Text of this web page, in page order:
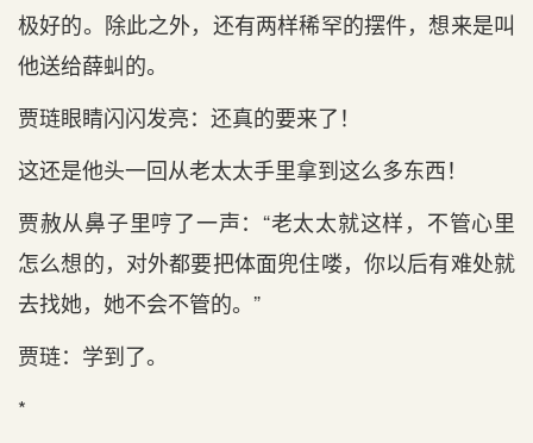
极好的。除此之外，还有两样稀罕的摆件，想来是叫
他送给薛虯的。
贾琏眼睛闪闪发亮：还真的要来了！
这还是他头一回从老太太手里拿到这么多东西！
贾赦从鼻子里哼了一声：“老太太就这样，不管心里
怎么想的，对外都要把体面兜住喽，你以后有难处就
去找她，她不会不管的。”
贾琏：学到了。
*